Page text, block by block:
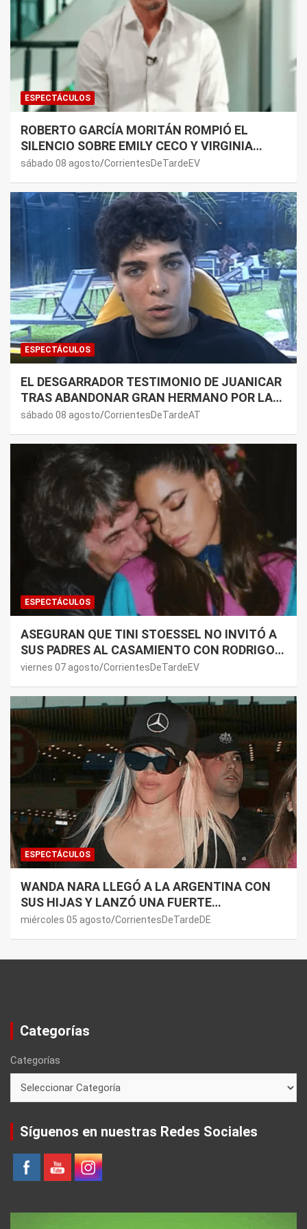
ESPECTÁCULOS
ROBERTO GARCÍA MORITÁN ROMPIÓ EL
SILENCIO SOBRE EMILY CECO Y VIRGINIA
GALLARDO: “DEDÍQUENSE A SUS VIDAS”
sábado 08 agosto CorrientesDeTardeEV
ESPECTÁCULOS
EL DESGARRADOR TESTIMONIO DE JUANICAR
TRAS ABANDONAR GRAN HERMANO POR LA
SALUD DE SU MAMÁ.
sábado 08 agosto CorrientesDeTardeAT
ESPECTÁCULOS
ASEGURAN QUE TINI STOESSEL NO INVITÓ A
SUS PADRES AL CASAMIENTO CON RODRIGO
DE PAUL: LOS MOTIVOS
viernes 07 agosto CorrientesDeTardeEV
ESPECTÁCULOS
WANDA NARA LLEGÓ A LA ARGENTINA CON
SUS HIJAS Y LANZÓ UNA FUERTE
PREMONICIÓN SOBRE MAURO ICARDI
miércoles 05 agosto CorrientesDeTardeDE
Categorías
Categorías
Síguenos en nuestras Redes Sociales